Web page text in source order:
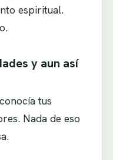
espiritual.
y aun así
tus
Nada de eso